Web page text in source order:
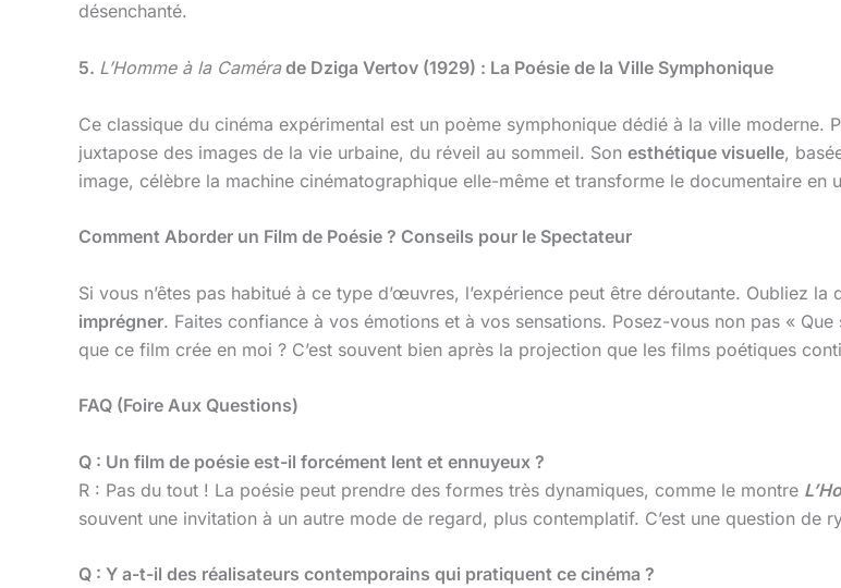
désenchanté.
5. L’Homme à la Camérade Dziga Vertov (1929) : La Poésie de la Ville Symphonique
Ce classique du cinéma expérimental est un poème symphonique dédié à la ville moderne.
juxtapose des images de la vie urbaine, du réveil au sommeil. Son esthétique visuelle,
image, célèbre la machine cinématographique elle-même et transforme le documentaire
Comment Aborder un Film de Poésie ? Conseils pour le Spectateur
Si vous n’êtes pas habitué à ce type d’œuvres, l’expérience peut être déroutante. Oubliez
imprégner. Faites confiance à vos émotions et à vos sensations. Posez-vous non pas « Que
que ce film crée en moi ? C’est souvent bien après la projection que les films poétiques
FAQ (Foire Aux Questions)
Q : Un film de poésie est-il forcément lent et ennuyeux ?
R : Pas du tout ! La poésie peut prendre des formes très dynamiques, comme le montre
souvent une invitation à un autre mode de regard, plus contemplatif. C’est une question de
Q : Y a-t-il des réalisateurs contemporains qui pratiquent ce cinéma ?